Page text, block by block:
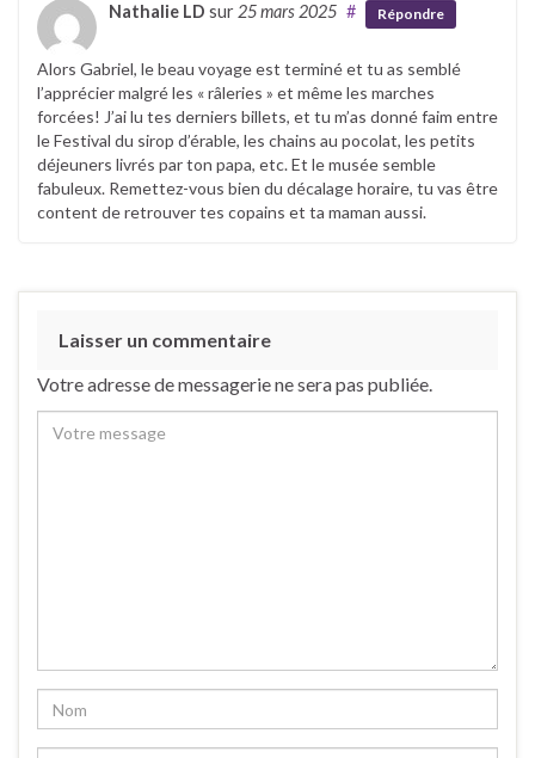
Nathalie LD sur 25 mars 2025 # Répondre
Alors Gabriel, le beau voyage est terminé et tu as semblé
l’apprécier malgré les « râleries » et même les marches
forcées! J’ai lu tes derniers billets, et tu m’as donné faim entre
le Festival du sirop d’érable, les chains au pocolat, les petits
déjeuners livrés par ton papa, etc. Et le musée semble
fabuleux. Remettez-vous bien du décalage horaire, tu vas être
content de retrouver tes copains et ta maman aussi.
Laisser un commentaire
Votre adresse de messagerie ne sera pas publiée.